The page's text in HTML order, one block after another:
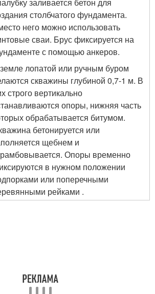
заливается бетон для
столбчатого фундамента.
него можно использовать
сваи. Брус фиксируется на
с помощью анкеров.
лопатой или ручным буром
скважины глубиной 0,7-1 м. В
строго вертикально
опоры, нижняя часть
обрабатывается битумом.
бетонируется или
щебнем и
Опоры временно
в нужном положении
или поперечными
рейками .